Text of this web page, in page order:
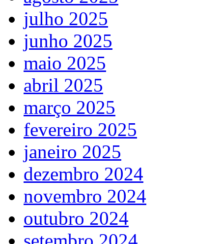
julho 2025
junho 2025
maio 2025
abril 2025
março 2025
fevereiro 2025
janeiro 2025
dezembro 2024
novembro 2024
outubro 2024